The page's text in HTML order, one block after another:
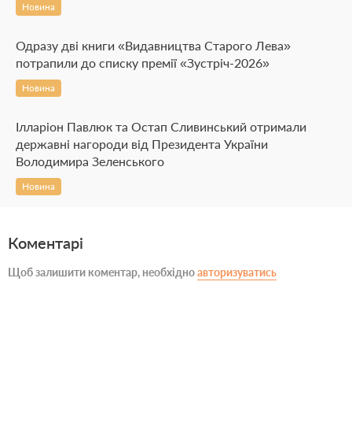
Новина
Одразу дві книги «Видавництва Старого Лева»
потрапили до списку премії «Зустріч-2026»
Новина
Ілларіон Павлюк та Остап Сливинський отримали
державні нагороди від Президента України
Володимира Зеленського
Новина
Коментарі
Щоб залишити коментар, необхідноавторизуватись